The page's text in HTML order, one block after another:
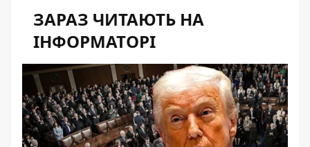
ЗАРАЗ ЧИТАЮТЬ НА
ІНФОРМАТОРІ